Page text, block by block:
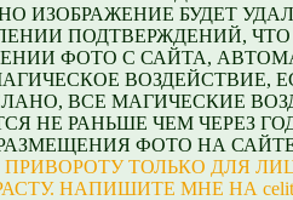
ИЗОБРАЖЕНИЕ БУДЕТ
ПОДТВЕРЖДЕНИЙ,
ФОТО С САЙТА,
ВОЗДЕЙСТВИЕ,
ВСЕ МАГИЧЕСКИЕ
НЕ РАНЬШЕ ЧЕМ ЧЕРЕЗ
ФОТО НА
ТОЛЬКО ДЛЯ
НАПИШИТЕ МНЕ НА